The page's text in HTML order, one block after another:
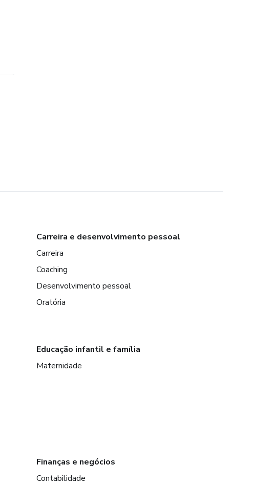
Carreira e desenvolvimento pessoal
Carreira
Coaching
Desenvolvimento pessoal
Oratória
Educação infantil e família
Maternidade
Finanças e negócios
Contabilidade